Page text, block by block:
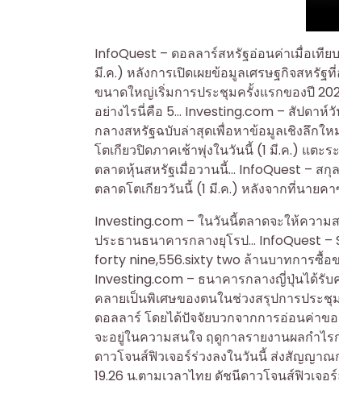
InfoQuest – ดอลลาร์สหรัฐอ่อนค่าเมื่อเทีย
มี.ค.) หลังการเปิดเผยข้อมูลเศรษฐกิจสหรั
ขนาดใหญ่เริ่มการประชุมครั้งแรกของปี
อย่างไรนี่คือ 5… Investing.com – สัปดาห์
กลางสหรัฐฉบับล่าสุดเพื่อหาข้อมูลเชิงลึกใ
โตเกียวปิดภาคเช้าพุ่งในวันนี้ (1 มี.ค.) แต
ตลาดหุ้นสหรัฐเมื่อวานนี้… InfoQuest – สกุ
ตลาดโตเกียววันนี้ (1 มี.ค.) หลังจากที่นายค
Investing.com – ในวันนี้ตลาดจะให้ความ
ประธานธนาคารกลางยุโรป… InfoQuest
forty nine,556.sixty two ล้านบาทการซื้อ
Investing.com – ธนาคารกลางญี่ปุ่นได้รับ
คลายเป็นพิเศษของตนในช่วงสรุปการประ
ดอลลาร์ โดยได้ปัจจัยบวกจากการอ่อนค่าข
จะอยู่ในความสนใจ ฤดูกาลรายงานผลกำ
ดาวโจนส์ฟิวเจอร์ร่วงลงในวันนี้ ส่งสัญญา
19.26 น.ตามเวลาไทย ดัชนีดาวโจนส์ฟิวเจอ